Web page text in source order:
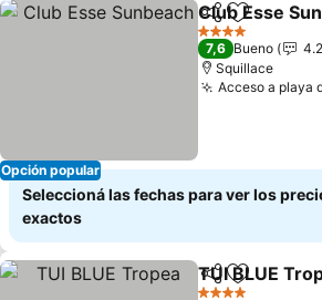
Opción popular
Compartir
Añadir a
Club Esse
4 Estrellas
7,6 Bueno
Squillace
Acceso a playa
Seleccioná las fechas para ver los
exactos
Compartir
Añadir a
TUI BLUE